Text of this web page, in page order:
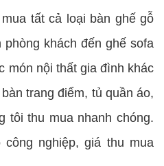
tất cả loại bàn ghế gỗ
khách đến ghế sofa
món nội thất gia đình khác
trang điểm, tủ quần áo,
tôi thu mua nhanh chóng.
nghiệp, giá thu mua